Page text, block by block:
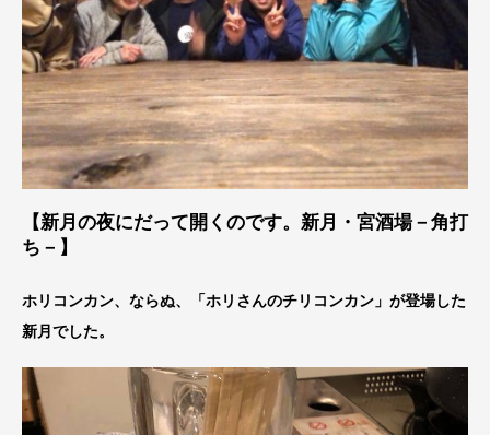
【新月の夜にだって開くのです。新月・宮酒場－角打
ち－】
ホリコンカン、ならぬ、「ホリさんのチリコンカン」が登場した
新月でした。